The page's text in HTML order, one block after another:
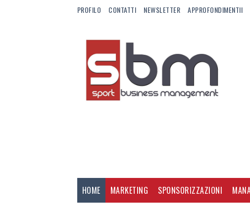
PROFILO CONTATTI NEWSLETTER APPROFONDIMENTII
HOME MARKETING SPONSORIZZAZIONI